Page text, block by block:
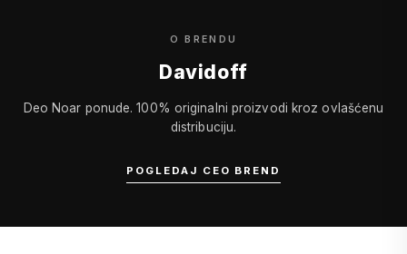
O BRENDU
Davidoff
Deo Noar ponude. 100% originalni proizvodi kroz ovlašćenu
distribuciju.
POGLEDAJ CEO BREND